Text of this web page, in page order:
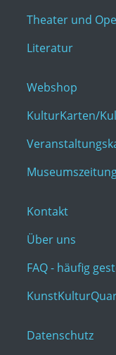
Theater und
Literatur
Webshop
KulturKarten/
Kontakt
Über uns
FAQ - häufig
Datenschutz